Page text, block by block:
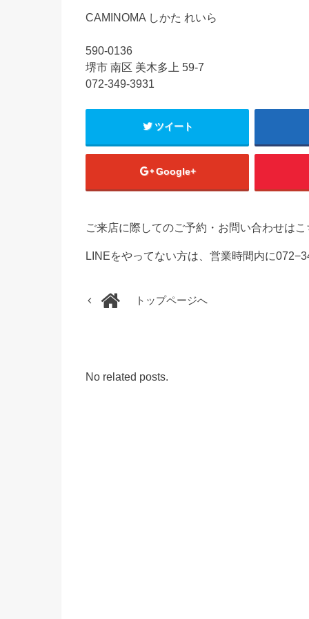
CAMINOMA しかた れいら
590-0136
堺市 南区 美木多上 59-7
072-349-3931
ツイート
Google+
ご来店に際してのご予約・お問い合わせは
LINEをやってない方は、営業時間内に
トップページへ
No related posts.